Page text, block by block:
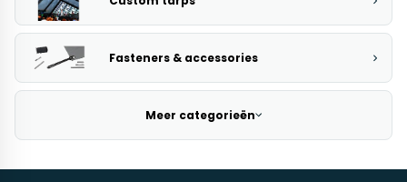
Fasteners & accessories
Meer categorieën